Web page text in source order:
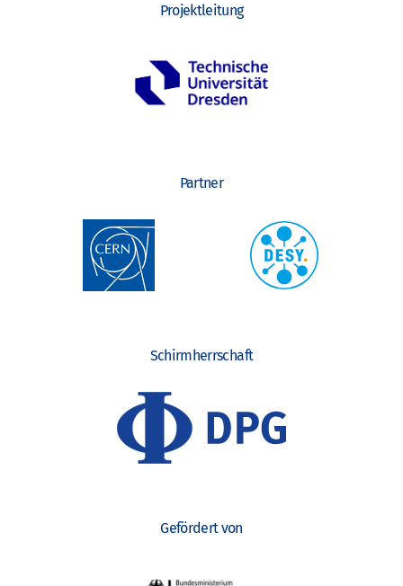
Projektleitung
Partner
Schirmherrschaft
Gefördert von